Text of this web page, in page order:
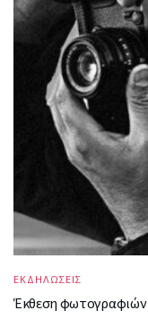
ΕΚΔΗΛΩΣΕΙΣ
Έκθεση φωτογραφιών